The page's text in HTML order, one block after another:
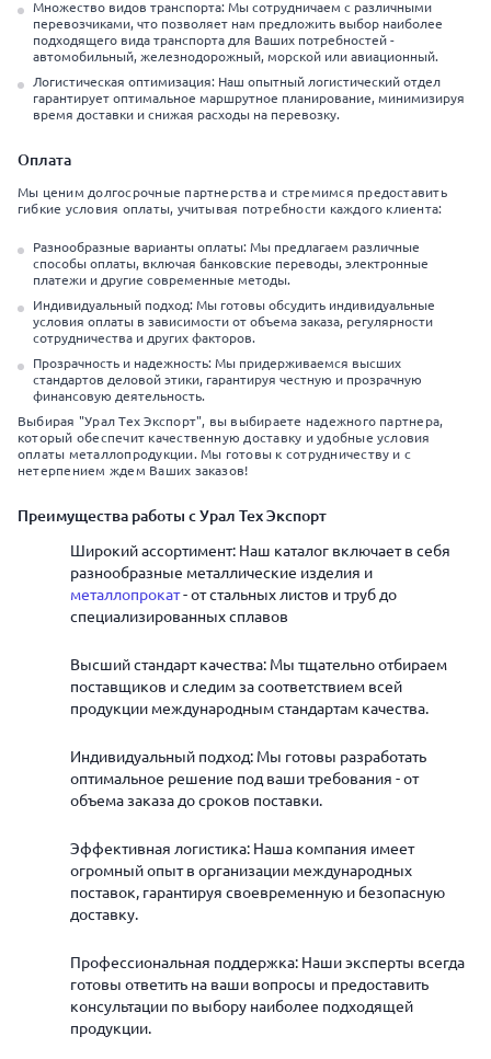
Множество видов транспорта: Мы сотрудничаем с различными
перевозчиками, что позволяет нам предложить выбор наиболее
подходящего вида транспорта для Ваших потребностей -
автомобильный, железнодорожный, морской или авиационный.
Логистическая оптимизация: Наш опытный логистический отдел
гарантирует оптимальное маршрутное планирование, минимизируя
время доставки и снижая расходы на перевозку.
Оплата
Мы ценим долгосрочные партнерства и стремимся предоставить
гибкие условия оплаты, учитывая потребности каждого клиента:
Разнообразные варианты оплаты: Мы предлагаем различные
способы оплаты, включая банковские переводы, электронные
платежи и другие современные методы.
Индивидуальный подход: Мы готовы обсудить индивидуальные
условия оплаты в зависимости от объема заказа, регулярности
сотрудничества и других факторов.
Прозрачность и надежность: Мы придерживаемся высших
стандартов деловой этики, гарантируя честную и прозрачную
финансовую деятельность.
Выбирая "Урал Тех Экспорт", вы выбираете надежного партнера,
который обеспечит качественную доставку и удобные условия
оплаты металлопродукции. Мы готовы к сотрудничеству и с
нетерпением ждем Ваших заказов!
Преимущества работы с Урал Тех Экспорт
Широкий ассортимент: Наш каталог включает в себя
разнообразные металлические изделия и
металлопрокат- от стальных листов и труб до
специализированных сплавов
Высший стандарт качества: Мы тщательно отбираем
поставщиков и следим за соответствием всей
продукции международным стандартам качества.
Индивидуальный подход: Мы готовы разработать
оптимальное решение под ваши требования - от
объема заказа до сроков поставки.
Эффективная логистика: Наша компания имеет
огромный опыт в организации международных
поставок, гарантируя своевременную и безопасную
доставку.
Профессиональная поддержка: Наши эксперты всегда
готовы ответить на ваши вопросы и предоставить
консультации по выбору наиболее подходящей
продукции.